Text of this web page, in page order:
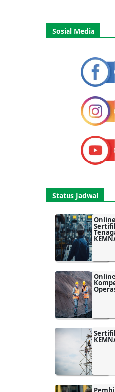
Sosial Media
Status Jadwal